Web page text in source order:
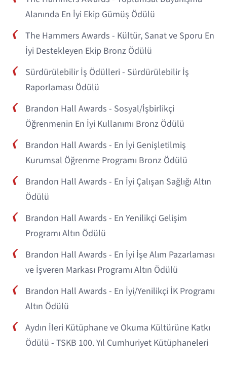
Alanında En İyi Ekip Gümüş Ödülü
The Hammers Awards - Kültür, Sanat ve Sporu En
İyi Destekleyen Ekip Bronz Ödülü
Sürdürülebilir İş Ödülleri - Sürdürülebilir İş
Raporlaması Ödülü
Brandon Hall Awards - Sosyal/İşbirlikçi
Öğrenmenin En İyi Kullanımı Bronz Ödülü
Brandon Hall Awards - En İyi Genişletilmiş
Kurumsal Öğrenme Programı Bronz Ödülü
Brandon Hall Awards - En İyi Çalışan Sağlığı Altın
Ödülü
Brandon Hall Awards - En Yenilikçi Gelişim
Programı Altın Ödülü
Brandon Hall Awards - En İyi İşe Alım Pazarlaması
ve İşveren Markası Programı Altın Ödülü
Brandon Hall Awards - En İyi/Yenilikçi İK Programı
Altın Ödülü
Aydın İleri Kütüphane ve Okuma Kültürüne Katkı
Ödülü - TSKB 100. Yıl Cumhuriyet Kütüphaneleri